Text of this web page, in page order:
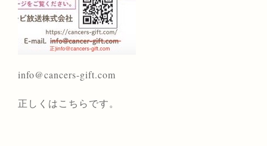
info@cancers-gift.com
正しくはこちらです。